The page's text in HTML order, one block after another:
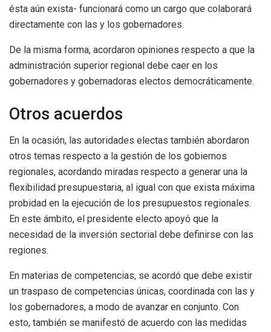
ésta aún exista- funcionará como un cargo que colaborará
directamente con las y los gobernadores.
De la misma forma, acordaron opiniones respecto a que la
administración superior regional debe caer en los
gobernadores y gobernadoras electos democráticamente.
Otros acuerdos
En la ocasión, las autoridades electas también abordaron
otros temas respecto a la gestión de los gobiernos
regionales, acordando miradas respecto a generar una la
flexibilidad presupuestaria, al igual con que exista máxima
probidad en la ejecución de los presupuestos regionales.
En este ámbito, el presidente electo apoyó que la
necesidad de la inversión sectorial debe definirse con las
regiones.
En materias de competencias, se acordó que debe existir
un traspaso de competencias únicas, coordinada con las y
los gobernadores, a modo de avanzar en conjunto. Con
esto, también se manifestó de acuerdo con las medidas